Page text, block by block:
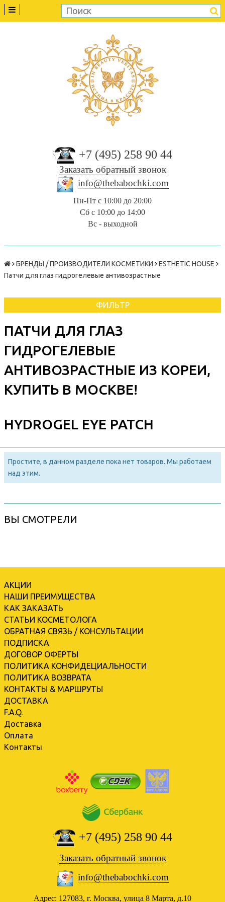
+7 (495) 258 90 44
Заказать обратный звонок
info@thebabochki.com
Пн-Пт с 10:00 до 20:00
Сб с 10:00 до 14:00
Вс - выходной
БРЕНДЫ / ПРОИЗВОДИТЕЛИ КОСМЕТИКИ
ESTHETIC HOUSE
Патчи для глаз гидрогелевые антивозрастные
ФИЛЬТР
ПАТЧИ ДЛЯ ГЛАЗ
ГИДРОГЕЛЕВЫЕ
АНТИВОЗРАСТНЫЕ ИЗ КОРЕИ,
КУПИТЬ В МОСКВЕ!
HYDROGEL EYE PATCH
Простите, в данном разделе пока нет товаров. Мы работаем
над этим.
ВЫ СМОТРЕЛИ
АКЦИИ
НАШИ ПРЕИМУЩЕСТВА
КАК ЗАКАЗАТЬ
СТАТЬИ КОСМЕТОЛОГА
ОБРАТНАЯ СВЯЗЬ / КОНСУЛЬТАЦИИ
ПОДПИСКА
ДОГОВОР ОФЕРТЫ
ПОЛИТИКА КОНФИДЕЦИАЛЬНОСТИ
ПОЛИТИКА ВОЗВРАТА
КОНТАКТЫ & МАРШРУТЫ
ДОСТАВКА
F.A.Q.
Доставка
Оплата
Контакты
+7 (495) 258 90 44
Заказать обратный звонок
info@thebabochki.com
Адрес: 127083, г. Москва, улица 8 Марта, д.10